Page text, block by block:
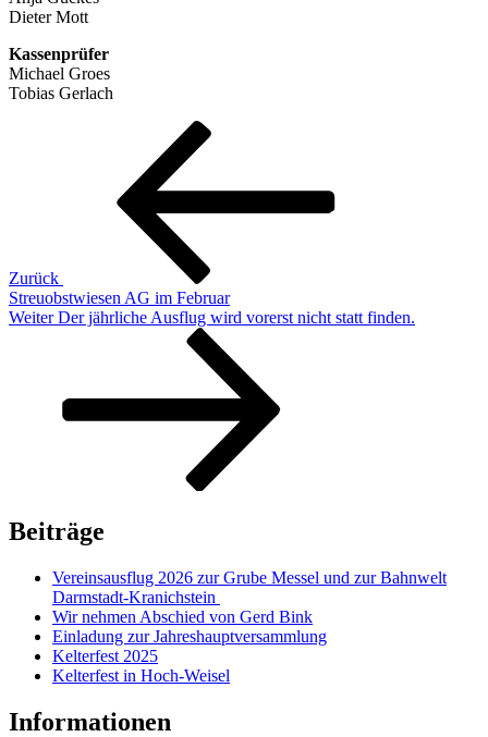
Dieter Mott
Kassenprüfer
Michael Groes
Tobias Gerlach
Beitragsnavigation
Zurück
Streuobstwiesen AG im Februar
Nächster
Weiter Der jährliche Ausflug wird vorerst nicht statt finden.
Beiträge
Vereinsausflug 2026 zur Grube Messel und zur Bahnwelt
Darmstadt-Kranichstein
Wir nehmen Abschied von Gerd Bink
Einladung zur Jahreshauptversammlung
Kelterfest 2025
Kelterfest in Hoch-Weisel
Informationen